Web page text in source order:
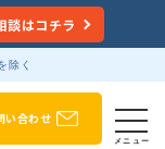
談はコチラ
除く
い合わせ